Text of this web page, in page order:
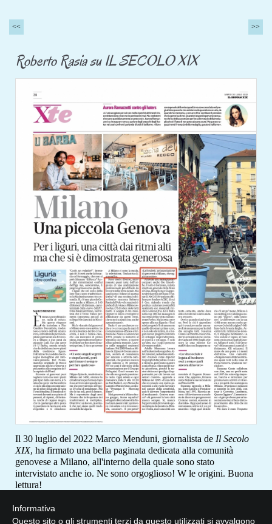
<< >>
Roberto Rasia su IL SECOLO XIX
Il 30 luglio del 2022 Marco Menduni, giornalista de Il Secolo
XIX, ha firmato una bella paginata dedicata alla comunità
genovese a Milano, all'interno della quale sono stato
intervistato anche io. Ne sono orgoglioso! W le origini. Buona
lettura!
Informativa
Questo sito o gli strumenti terzi da questo utilizzati si avvalgono